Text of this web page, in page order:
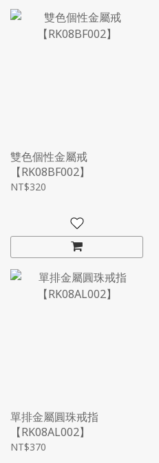
雙色個性金屬戒
【RK08BF002】
NT$320
單排金屬圓珠戒指
【RK08AL002】
NT$370